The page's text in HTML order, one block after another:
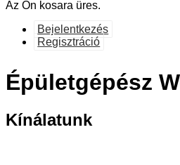
Az Ön kosara üres.
Bejelentkezés
Regisztráció
Épületgépész
Kínálatunk